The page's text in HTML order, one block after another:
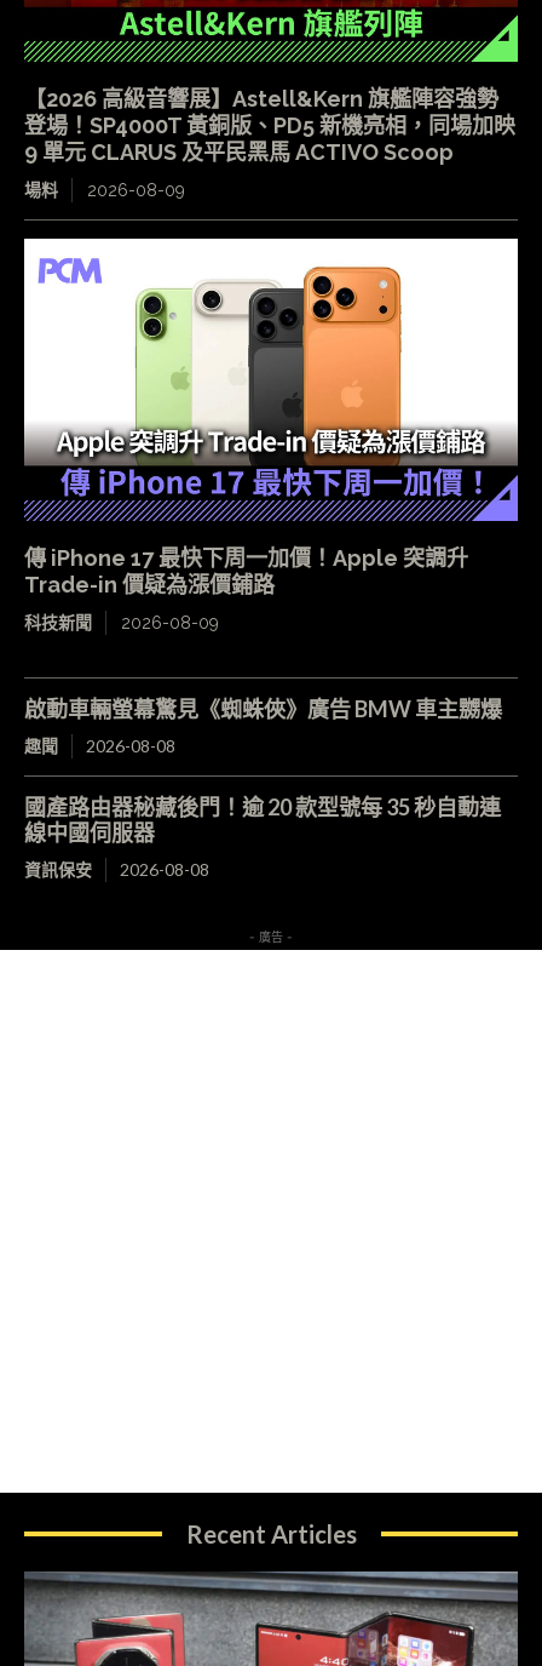
【2026 高級音響展】Astell&Kern 旗艦陣容強勢
登場！SP4000T 黃銅版、PD5 新機亮相，同場加映
9 單元 CLARUS 及平民黑馬 ACTIVO Scoop
場料 2026-08-09
傳 iPhone 17 最快下周一加價！Apple 突調升
Trade-in 價疑為漲價鋪路
科技新聞 2026-08-09
啟動車輛螢幕驚見《蜘蛛俠》廣告 BMW 車主嬲爆
趣聞 2026-08-08
國產路由器秘藏後門！逾 20 款型號每 35 秒自動連
線中國伺服器
資訊保安 2026-08-08
- 廣告 -
Recent Articles